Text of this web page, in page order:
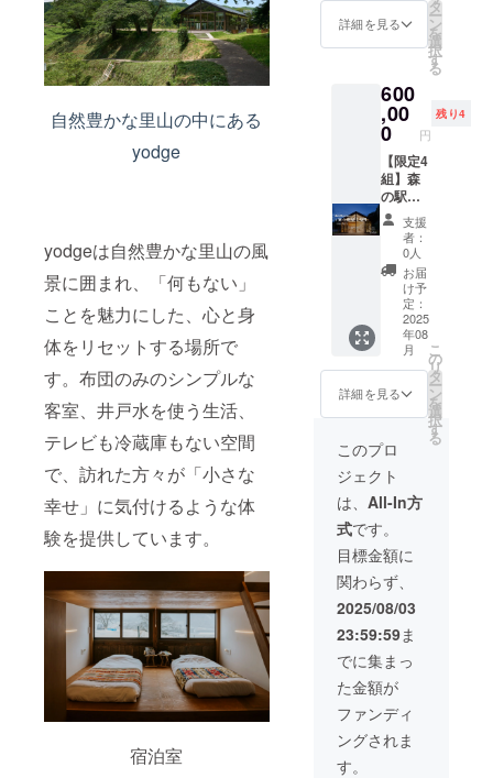
自然豊かな里山の中にある
yodge
yodgeは自然豊かな里山の風
景に囲まれ、「何もない」
ことを魅力にした、心と身
体をリセットする場所で
す。布団のみのシンプルな
客室、井戸水を使う生活、
テレビも冷蔵庫もない空間
で、訪れた方々が「小さな
幸せ」に気付けるような体
験を提供しています。
宿泊室
す
（メー
が必要
で
す）。
※天候や
安全上
の理由
によ
り、や
むを得
ず花火
の打ち
上げを
中止す
る場合
があり
ます。
その場
合も返
ねます
あらか
じめご
了承く
ださ
い。発
生した
キャン
セル費
む本プ
ロジェ
クトの
活動費
に充当
させて
いただ
います
ので、
ださ
い。 ※
宿泊内
容には
夕食・
朝食が
含まれ
ます
（アレ
ルギー
対応等
がある
場合
は、事
前にご
相談く
ださ
い）。
地集
合・現
地解散
での実
施とな
りま
す。交
通手段
の手
配・費
用は含
まれて
おりま
せん。
※チケッ
トの発
送はご
ざいま
表現が
ある場
合は調
願いす
る場合
がござ
いま
す。 ※
当日ご
来場い
ただけ
ない方
には、
花火と
メッ
セージ
読み上
げの様
子を撮
影した
動画を
後日
メール
にてお
届けい
たしま
す
（メー
ルアド
レスの
ご登録
が必要
で
す）。
※天候や
安全上
の理由
によ
り、や
むを得
ず花火
感謝の
気持ち
を込め
の形で
お名前
（企
業・個
人）を
掲載・
ご紹介
させて
いただ
きま
す： ・
森の駅
yodge
公式
SNSお
よび公
式HPへ
の掲載
・夏祭
り会場
内に
て、ス
ポン
サー名
の掲示
（のぼ
りやパ
ネル等
を予
定） ・
当日ス
テージ
にて、
お名前
をアナ
ウンス
※掲載・
読み上
と貸し
切って
楽しめ
なBBQ
プラン
です。
広々と
した屋
外空間
で、自
然に囲
まれな
がら20
名まで
の団体
でBBQ
やサウ
ナを満
喫いた
だけま
す。 企
業研
修・親
睦会・
ファミ
リーイ
ベント
などに
もおす
すめで
す。 ＜
プラン
内容＞
BBQ（
20名
分）＋
ソフト
ドリン
ク飲み
放題＋
サウナ
詳細を見る
タ
ー
ン
を
選
択
す
る
600
,00
0 円
残り4
【限定4
組】森
の駅
yodge 1
日まる
ごと貸
し切り
プラン
（1泊2
食付
き・最
大20
名） 森
の駅
yodge
を丸ご
と1日貸
し切り
にでき
る、特
別な宿
泊付き
プラン
です。
里山の
自然に
囲まれ
た静か
な環境
は、企
業研修
やワー
ク
ショッ
支援
者：
0人
お届
け予
定：
2025
年08
月
詳細を見る
こ
の
リ
タ
ー
ン
を
選
択
す
る
このプロ
ジェクト
は、 All-In方
式です。
目標金額に
関わらず、
2025/08/03
23:59:59ま
でに集まっ
た金額が
ファンディ
ングされま
す。